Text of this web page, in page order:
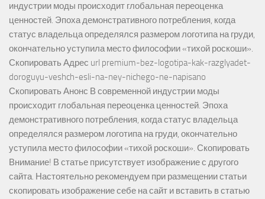
индустрии моды происходит глобальная переоценка
ценностей. Эпоха демонстративного потребления, когда
статус владельца определялся размером логотипа на груди,
окончательно уступила место философии «тихой роскоши».
Скопировать Адрес url premium-bez-logotipa-kak-razglyadet-
doroguyu-veshch-esli-na-ney-nichego-ne-napisano
Скопировать Анонс В современной индустрии моды
происходит глобальная переоценка ценностей. Эпоха
демонстративного потребления, когда статус владельца
определялся размером логотипа на груди, окончательно
уступила место философии «тихой роскоши». Скопировать
Внимание! В статье присутствует изображение с другого
сайта. Настоятельно рекомендуем при размещении статьи
скопировать изображение себе на сайт и вставить в статью